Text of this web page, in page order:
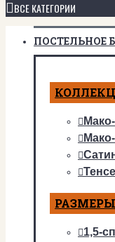
ВСЕ КАТЕГОРИИ
ПОСТЕЛЬНОЕ
РАЗМЕРЫ
1,5-